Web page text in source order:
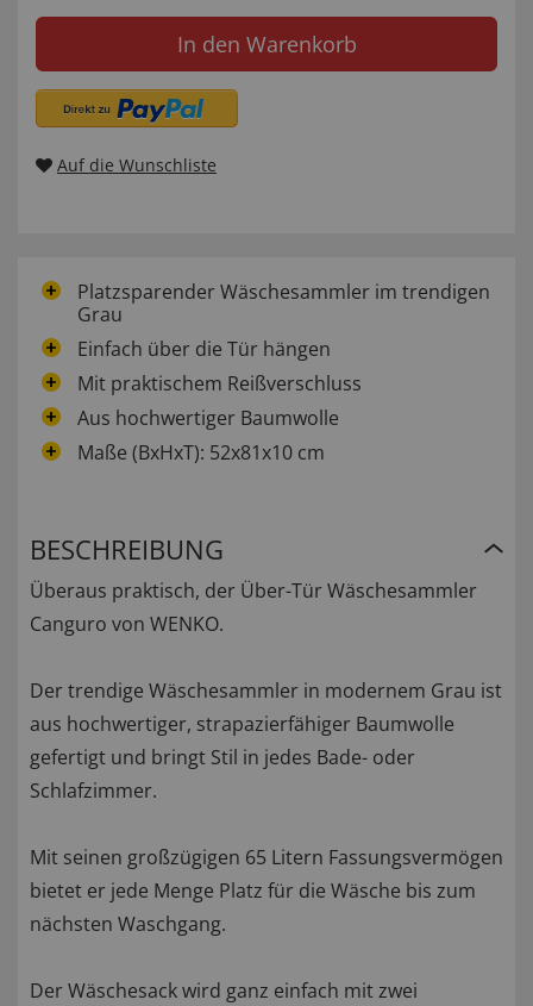
In den Warenkorb
Auf die Wunschliste
Platzsparender Wäschesammler im trendigen
Grau
Einfach über die Tür hängen
Mit praktischem Reißverschluss
Aus hochwertiger Baumwolle
Maße (BxHxT): 52x81x10 cm
BESCHREIBUNG
Überaus praktisch, der Über-Tür Wäschesammler
Canguro von WENKO.
Der trendige Wäschesammler in modernem Grau ist
aus hochwertiger, strapazierfähiger Baumwolle
gefertigt und bringt Stil in jedes Bade- oder
Schlafzimmer.
Mit seinen großzügigen 65 Litern Fassungsvermögen
bietet er jede Menge Platz für die Wäsche bis zum
nächsten Waschgang.
Der Wäschesack wird ganz einfach mit zwei